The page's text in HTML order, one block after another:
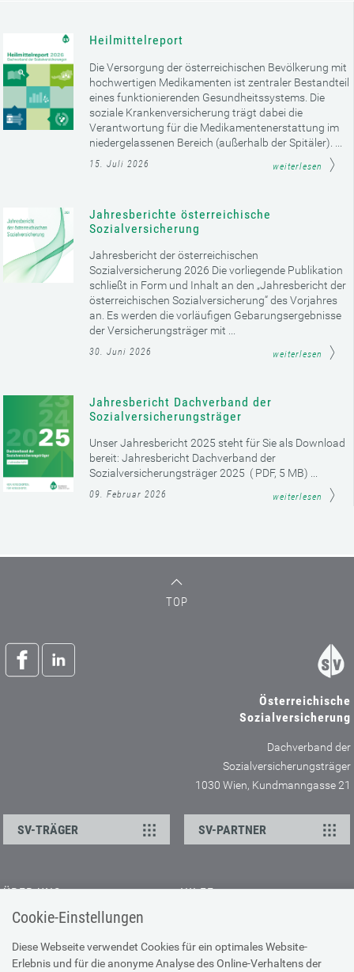
Cookie-Einstellungen
Diese Webseite verwendet Cookies für ein optimales Website-
Erlebnis und für die anonyme Analyse des Online-Verhaltens der
Heilmittelreport
Die Versorgung der österreichischen Bevölkerung mit
hochwertigen Medikamenten ist zentraler Bestandteil
eines funktionierenden Gesundheitssystems. Die
soziale Krankenversicherung trägt dabei die
Verantwortung für die Medikamentenerstattung im
niedergelassenen Bereich (außerhalb der Spitäler). ...
15. Juli 2026 weiterlesen
Jahresberichte österreichische
Sozialversicherung
Jahresbericht der österreichischen
Sozialversicherung 2026 Die vorliegende Publikation
schließt in Form und Inhalt an den „Jahresbericht der
österreichischen Sozialversicherung“ des Vorjahres
an. Es werden die vorläufigen Gebarungsergebnisse
der Versicherungsträger mit ...
30. Juni 2026 weiterlesen
Jahresbericht Dachverband der
Sozialversicherungsträger
Unser Jahresbericht 2025 steht für Sie als Download
bereit: Jahresbericht Dachverband der
Sozialversicherungsträger 2025 ( PDF, 5 MB) ...
09. Februar 2026 weiterlesen
TOP
Österreichische
Sozialversicherung
Dachverband der
Sozialversicherungsträger
1030 Wien, Kundmanngasse 21
SV-TRÄGER SV-PARTNER
ÜBER UNS
Kontakt
Offene Stellen
Presse
HILFE
Browser-Info & Sicherheit
Hilfe zur Suche